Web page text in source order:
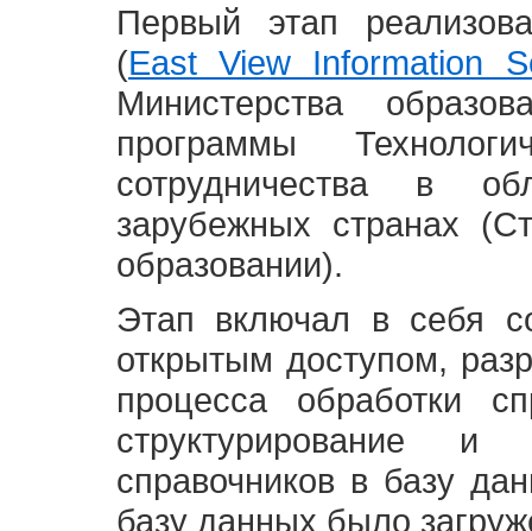
Первый этап
(East View Information
Министерства
программы
сотрудничества в
зарубежных странах
образовании).
Этап включал в себя
открытым доступом,
процесса обработки
структурирование и
справочников в базу
базу данных было